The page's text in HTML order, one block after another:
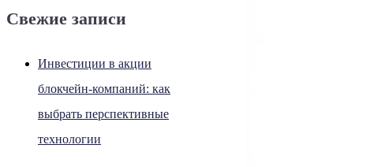
Свежие записи
Инвестиции в акции
блокчейн-компаний: как
выбрать перспективные
технологии